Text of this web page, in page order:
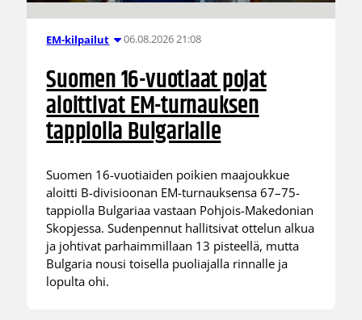
EM-kilpailut 06.08.2026 21:08
Suomen 16-vuotiaat pojat
aloittivat EM-turnauksen
tappiolla Bulgarialle
Suomen 16-vuotiaiden poikien maajoukkue
aloitti B-divisioonan EM-turnauksensa 67–75-
tappiolla Bulgariaa vastaan Pohjois-Makedonian
Skopjessa. Sudenpennut hallitsivat ottelun alkua
ja johtivat parhaimmillaan 13 pisteellä, mutta
Bulgaria nousi toisella puoliajalla rinnalle ja
lopulta ohi.